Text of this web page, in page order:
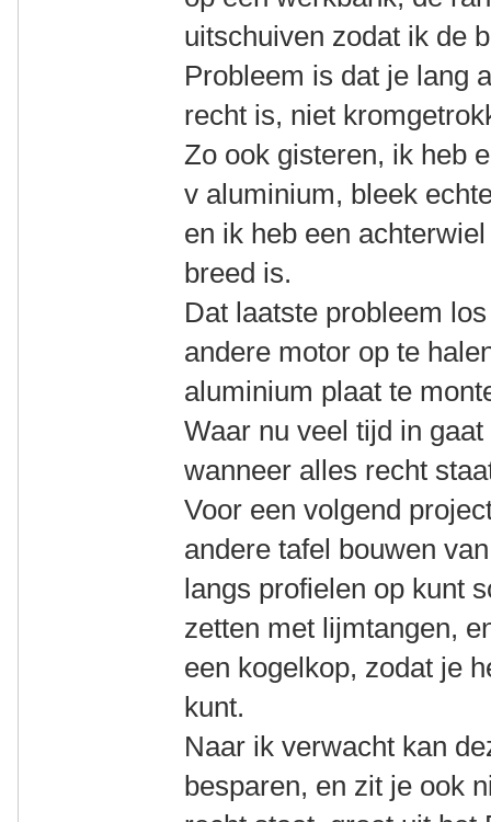
uitschuiven zodat ik de
Probleem is dat je lang
recht is, niet
Zo ook gisteren, ik heb
v aluminium, bleek
en ik heb een
breed is.
Dat laatste probleem
andere motor op te
aluminium plaat te
Waar nu veel tijd in
wanneer alles recht
Voor een volgend
andere tafel bouwen
langs profielen op kunt
zetten met lijmtangen,
een kogelkop, zodat je
kunt.
Naar ik verwacht kan
besparen, en zit je ook